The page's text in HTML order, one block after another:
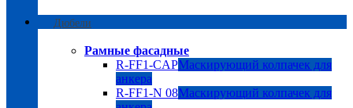
Дюбели
Рамные фасадные
R-FF1-CAPМаскирующий колпачек для
анкера
R-FF1-N 08Маскирующий колпачек для